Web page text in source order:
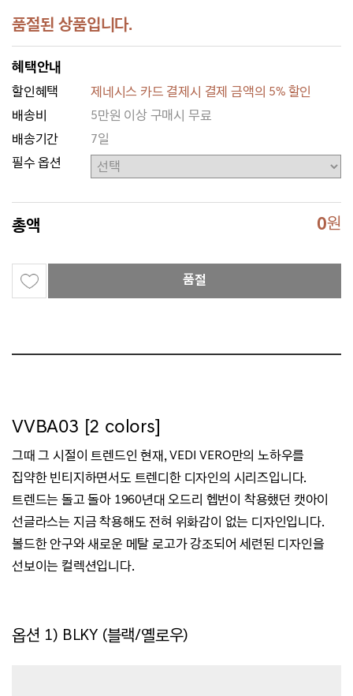
품절된 상품입니다.
혜택안내
할인혜택
제네시스 카드 결제시 결제 금액의 5% 할인
배송비
5만원 이상 구매시 무료
배송기간
7일
필수 옵션
총액 0원
품절
VVBA03 [2 colors]
그때 그 시절이 트렌드인 현재, VEDI VERO만의 노하우를
집약한 빈티지하면서도 트렌디한 디자인의 시리즈입니다.
트렌드는 돌고 돌아 1960년대 오드리 헵번이 착용했던 캣아이
선글라스는 지금 착용해도 전혀 위화감이 없는 디자인입니다.
볼드한 안구와 새로운 메탈 로고가 강조되어 세련된 디자인을
선보이는 컬렉션입니다.
옵션 1) BLKY (블랙/옐로우)